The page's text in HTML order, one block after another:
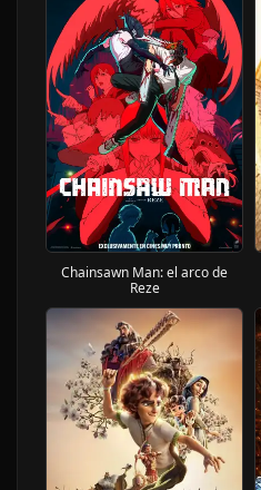
Chainsawn Man: el arco de
Reze